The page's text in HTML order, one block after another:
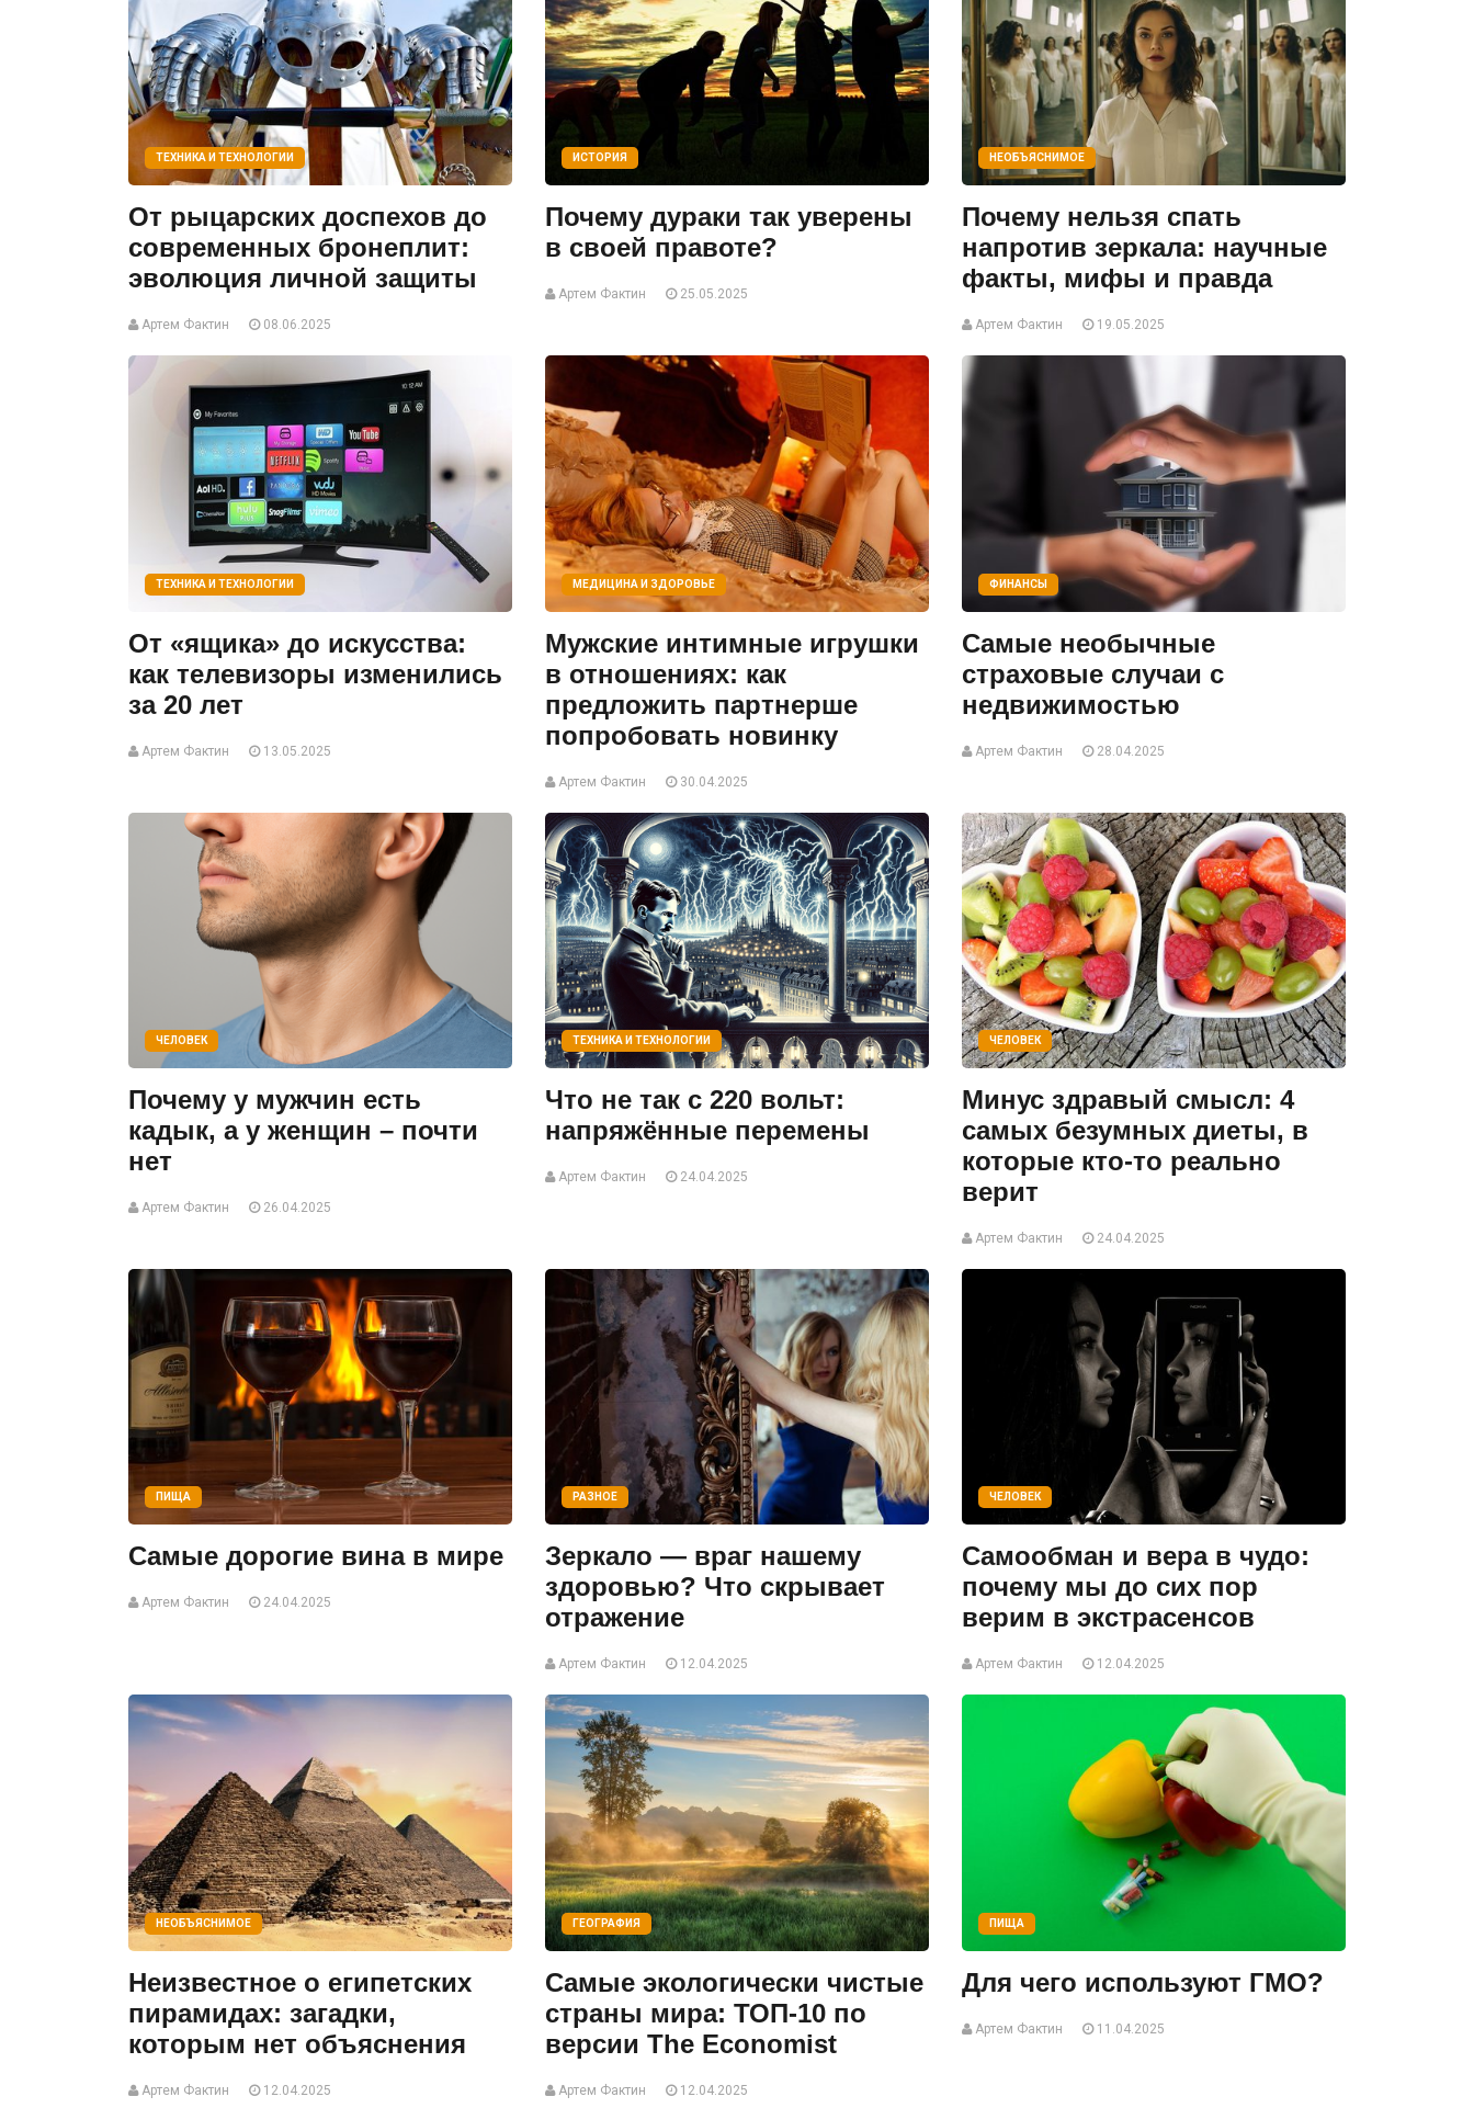
ТЕХНИКА И ТЕХНОЛОГИИ
От рыцарских доспехов до
современных бронеплит:
эволюция личной защиты
Артем Фактин 08.06.2025
ИСТОРИЯ
Почему дураки так уверены
в своей правоте?
Артем Фактин 25.05.2025
НЕОБЪЯСНИМОЕ
Почему нельзя спать
напротив зеркала: научные
факты, мифы и правда
Артем Фактин 19.05.2025
ТЕХНИКА И ТЕХНОЛОГИИ
От «ящика» до искусства:
как телевизоры изменились
за 20 лет
Артем Фактин 13.05.2025
МЕДИЦИНА И ЗДОРОВЬЕ
Мужские интимные игрушки
в отношениях: как
предложить партнерше
попробовать новинку
Артем Фактин 30.04.2025
ФИНАНСЫ
Самые необычные
страховые случаи с
недвижимостью
Артем Фактин 28.04.2025
ЧЕЛОВЕК
Почему у мужчин есть
кадык, а у женщин – почти
нет
Артем Фактин 26.04.2025
ТЕХНИКА И ТЕХНОЛОГИИ
Что не так с 220 вольт:
напряжённые перемены
Артем Фактин 24.04.2025
ЧЕЛОВЕК
Минус здравый смысл: 4
самых безумных диеты, в
которые кто-то реально
верит
Артем Фактин 24.04.2025
ПИЩА
Самые дорогие вина в мире
Артем Фактин 24.04.2025
РАЗНОЕ
Зеркало — враг нашему
здоровью? Что скрывает
отражение
Артем Фактин 12.04.2025
ЧЕЛОВЕК
Самообман и вера в чудо:
почему мы до сих пор
верим в экстрасенсов
Артем Фактин 12.04.2025
НЕОБЪЯСНИМОЕ
Неизвестное о египетских
пирамидах: загадки,
которым нет объяснения
Артем Фактин 12.04.2025
ГЕОГРАФИЯ
Самые экологически чистые
страны мира: ТОП-10 по
версии The Economist
Артем Фактин 12.04.2025
ПИЩА
Для чего используют ГМО?
Артем Фактин 11.04.2025